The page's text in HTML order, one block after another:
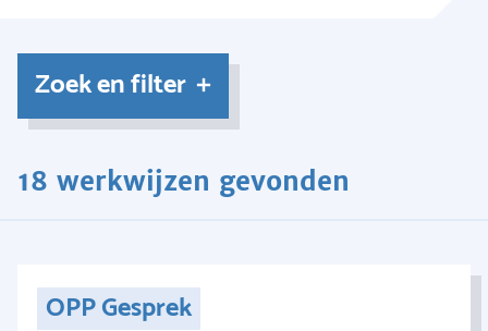
Zoek en filter
18 werkwijzen gevonden
OPP Gesprek